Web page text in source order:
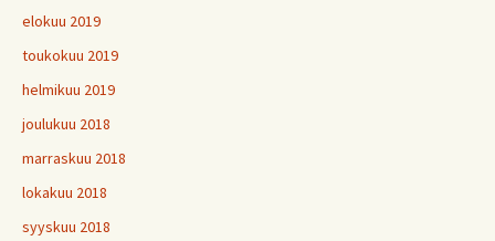
elokuu 2019
toukokuu 2019
helmikuu 2019
joulukuu 2018
marraskuu 2018
lokakuu 2018
syyskuu 2018